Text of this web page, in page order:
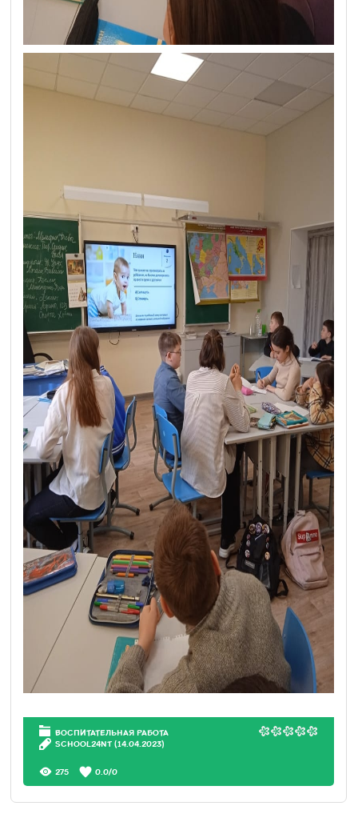
ВОСПИТАТЕЛЬНАЯ РАБОТА
SCHOOL24NT (14.04.2023)
275 0.0/0